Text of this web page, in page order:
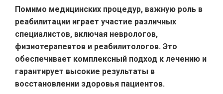
Помимо медицинских процедур, важную роль в
реабилитации играет участие различных
специалистов, включая неврологов,
физиотерапевтов и реабилитологов. Это
обеспечивает комплексный подход к лечению и
гарантирует высокие результаты в
восстановлении здоровья пациентов.